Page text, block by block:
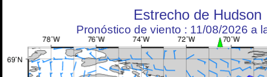
Estrecho de Hudson
Pronóstico de viento : 11/08/2026 a